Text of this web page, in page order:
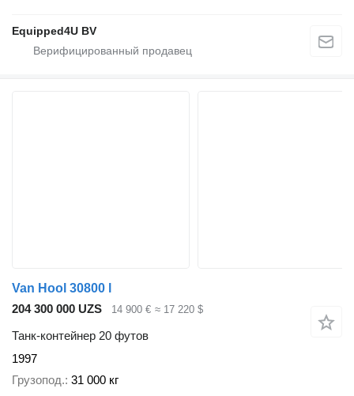
Equipped4U BV
Van Hool 30800 l
204 300 000 UZS
14 900 € ≈ 17 220 $
Танк-контейнер 20 футов
1997
Грузопод. 31 000 кг